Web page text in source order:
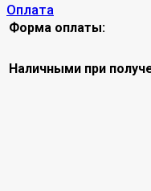
Оплата
Форма оплаты:
Наличными при